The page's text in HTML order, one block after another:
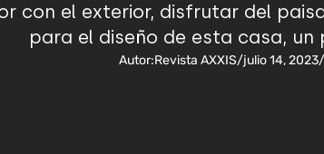
con el exterior, disfrutar del
para el diseño de esta casa,
Autor:Revista AXXIS/julio 14, 2023/